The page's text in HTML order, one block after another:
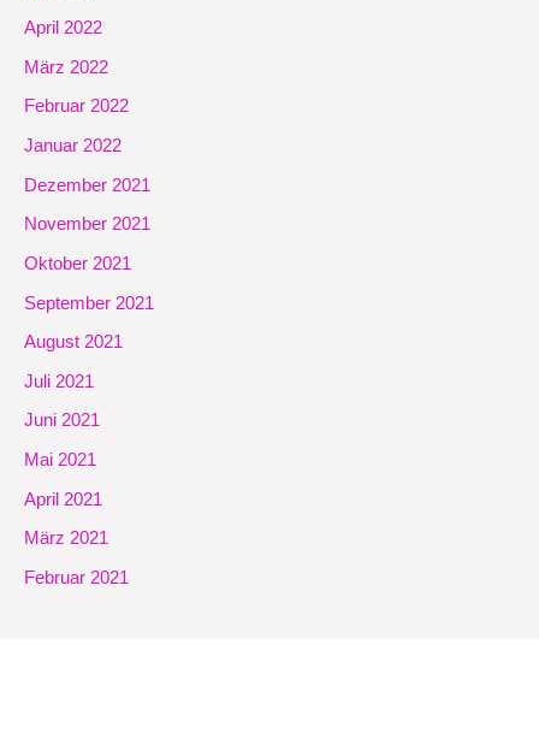
April 2022
März 2022
Februar 2022
Januar 2022
Dezember 2021
November 2021
Oktober 2021
September 2021
August 2021
Juli 2021
Juni 2021
Mai 2021
April 2021
März 2021
Februar 2021